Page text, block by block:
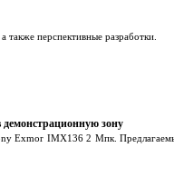
перспективные разработки.
демонстрационную зону
Exmor IMX136 2 Мпк.